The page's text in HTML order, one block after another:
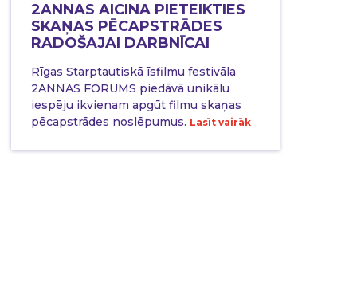
2ANNAS AICINA PIETEIKTIES
SKAŅAS PĒCAPSTRĀDES
RADOŠAJAI DARBNĪCAI
Rīgas Starptautiskā īsfilmu festivāla
2ANNAS FORUMS piedāvā unikālu
iespēju ikvienam apgūt filmu skaņas
pēcapstrādes noslēpumus. Lasīt vairāk